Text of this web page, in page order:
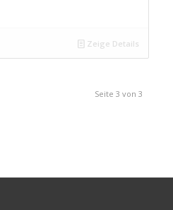
Zeige Details
Seite 3 von 3